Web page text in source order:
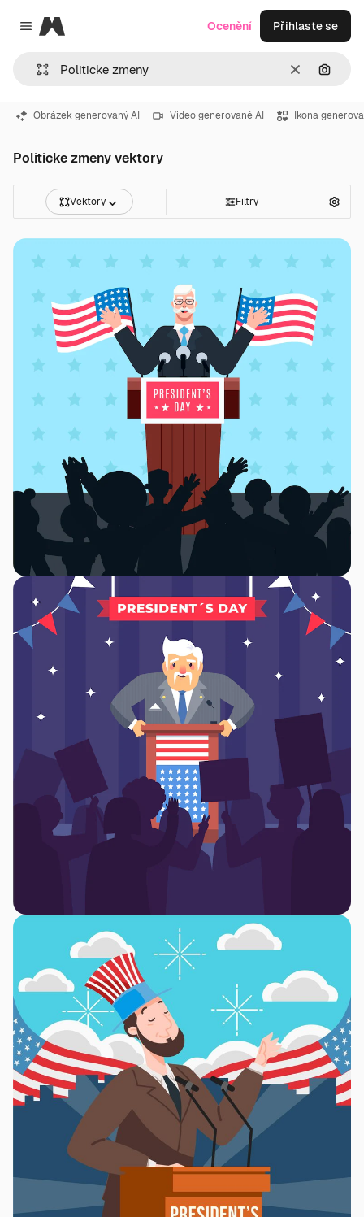
Close menu
Magnific
ZrušitHledat
Ocenění Přihlaste se
Obrázek generovaný AI Video generované AI Ikona
Politicke zmeny vektory
Vektory Filtry